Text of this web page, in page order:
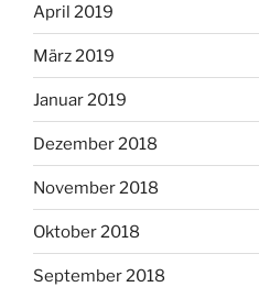
April 2019
März 2019
Januar 2019
Dezember 2018
November 2018
Oktober 2018
September 2018